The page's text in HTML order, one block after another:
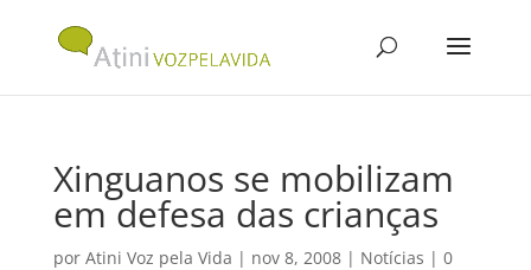
Xinguanos se mobilizam
em defesa das crianças
por Atini Voz pela Vida | nov 8, 2008| Notícias | 0